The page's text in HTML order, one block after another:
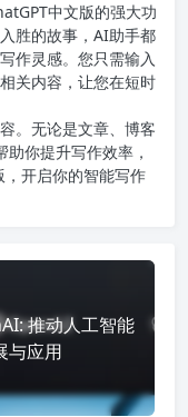
中文版的强大功
胜的故事，AI助手都
作灵感。您只需输入
关内容，让您在短时
。无论是文章、博客
你提升写作效率，
，开启你的智能写作
推动人工智能
与应用